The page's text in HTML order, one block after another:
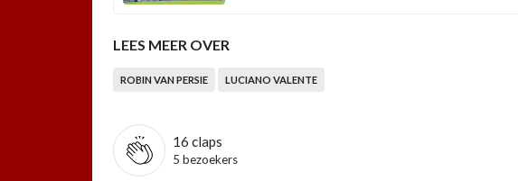
LEES MEER OVER
ROBIN VAN PERSIE LUCIANO VALENTE
16 claps
5 bezoekers